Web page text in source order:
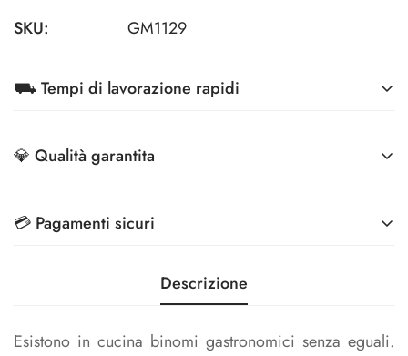
SKU: GM1129
⛟ Tempi di lavorazione rapidi
💎 Qualità garantita
💳 Pagamenti sicuri
Effettua i pagamenti in totale sicurezza, grazie ai
metodi di pagamento più sicuri sul mercato
Descrizione
Esistono in cucina binomi gastronomici senza eguali.